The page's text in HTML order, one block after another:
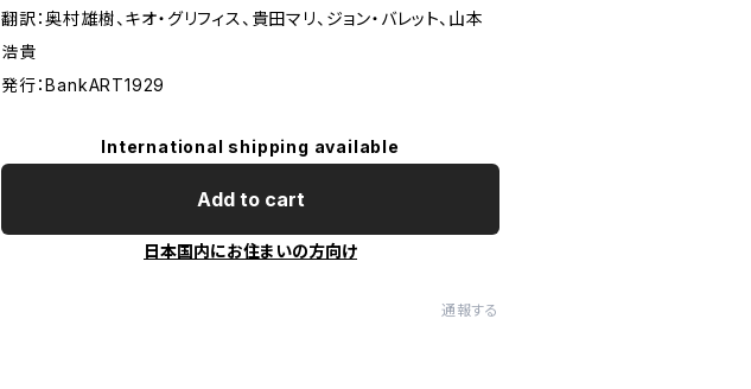
翻訳：奥村雄樹、キオ・グリフィス、貴田マリ、ジョン・バレット、山本
浩貴
発行：BankART1929
International shipping available
Add to cart
日本国内にお住まいの方向け
通報する